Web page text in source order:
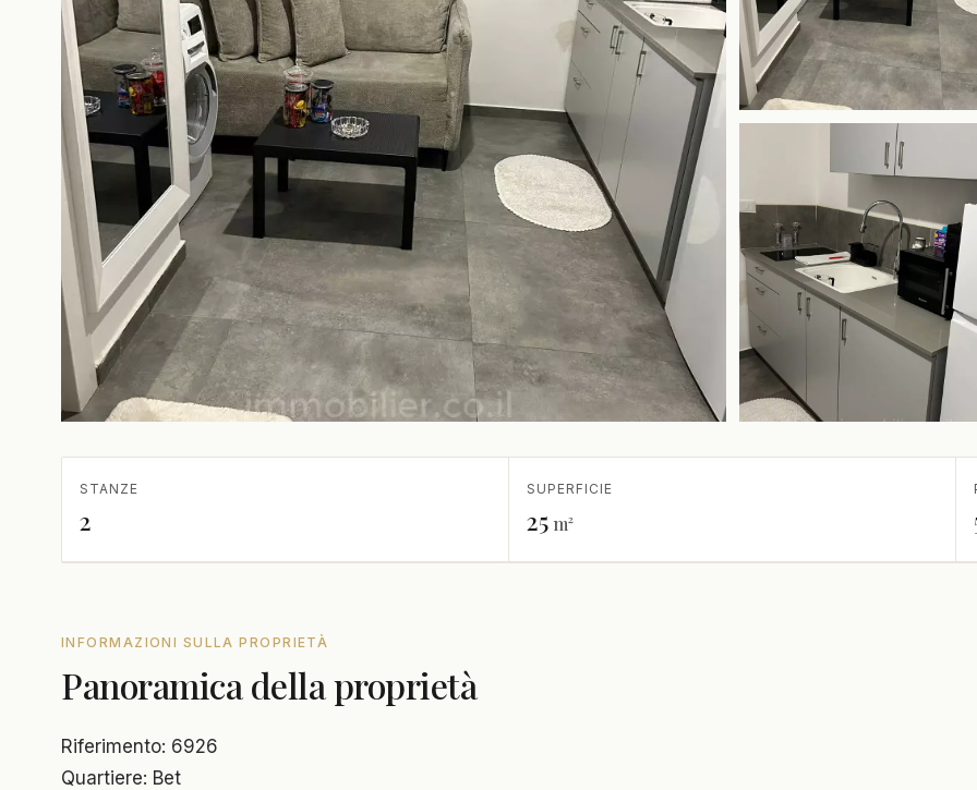
STANZE
2
SUPERFICIE
25 m²
INFORMAZIONI SULLA PROPRIETÀ
Panoramica della proprietà
Riferimento: 6926
Quartiere: Bet